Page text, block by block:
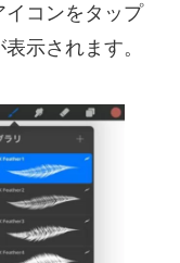
イコンをタップ
示されます。